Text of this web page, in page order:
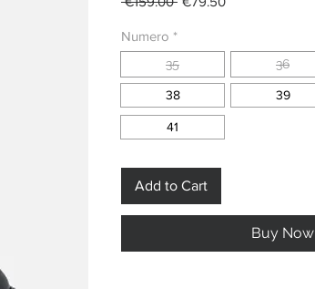
Numero *
35 36
38 39
41
Add to Cart
Buy Now